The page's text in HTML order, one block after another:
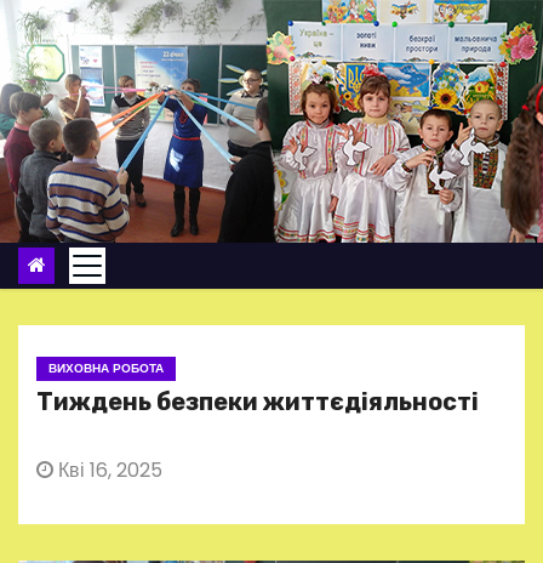
П
р
е
й
т
и
о
ВИХОВНА РОБОТА
Тиждень безпеки життєдіяльності
Кві 16, 2025